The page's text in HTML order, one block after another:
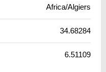
Africa/Algiers
34.68284
6.51109